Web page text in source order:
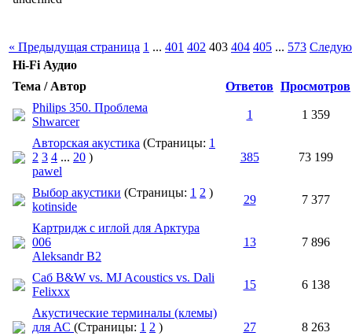
« Предыдущая страница 1 ... 401 402 403 404 405 ... 573
Hi-Fi Аудио
Тема / Автор
Ответов Просмотров
Philips 350. Проблема
Shwarcer
1 1 359
Авторская акустика (Страницы: 1
2 3 4 ... 20 )
pawel
385 73 199
Выбор акустики (Страницы: 1 2 )
kotinside
29 7 377
Картридж с иглой для Арктура
006
Aleksandr B2
13 7 896
Саб B&W vs. MJ Acoustics vs. Dali
Felixxx
15 6 138
Акустические терминалы (клемы)
для АС (Страницы: 1 2 )
27 8 263